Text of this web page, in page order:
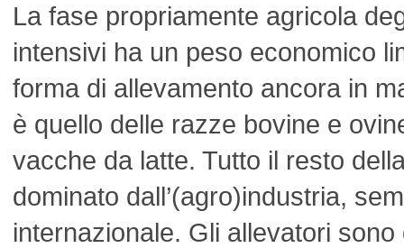
La fase propriamente agricola
intensivi ha un peso economico
forma di allevamento ancora in
è quello delle razze bovine e
vacche da latte. Tutto il resto
dominato dall’(agro)industria,
internazionale. Gli allevatori sono